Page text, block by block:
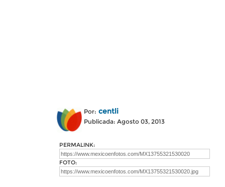
Por: centli
Publicada: Agosto 03, 2013
PERMALINK:
FOTO: